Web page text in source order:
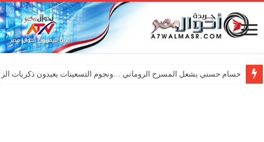
حسام حسني يشعل المسرح الروماني …ونجوم التسعينات يعيدون ذكريات